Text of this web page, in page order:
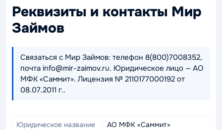
Реквизиты и контакты Мир
Займов
Связаться с Мир Займов: телефон 8(800)7008352,
почта info@mir-zaimov.ru. Юридическое лицо — АО
МФК «Саммит». Лицензия № 2110177000192 от
08.07.2011 г..
Юридическое название АО МФК «Саммит»